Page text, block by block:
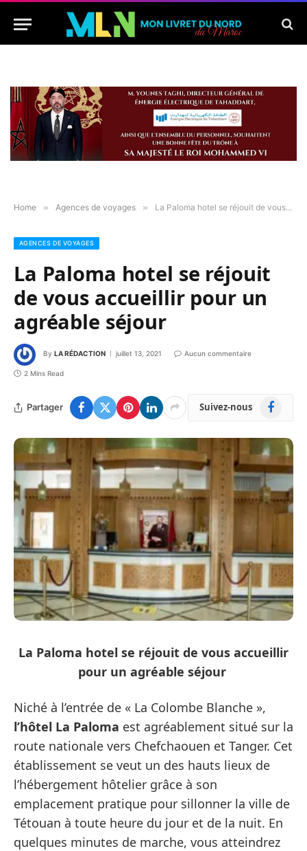
Home » Agences de voyages » La Paloma hotel se réjouit de vous accueillir pour un agréable séjour
AGENCES DE VOYAGES
La Paloma hotel se réjouit
de vous accueillir pour un
agréable séjour
By LA RÉDACTION juillet 13, 2021 Aucun commentaire
2 Mins Read
Partager Suivez-nous Facebook
La Paloma hotel se réjouit de vous accueillir
pour un agréable séjour
Niché à l’entrée de « La Colombe Blanche »,
l’hôtel La Paloma est agréablement situé sur la
route nationale vers Chefchaouen et Tanger. Cet
établissement se veut un des hauts lieux de
l’hébergement hôtelier grâce à son
emplacement pratique pour sillonner la ville de
Tétouan à toute heure du jour et de la nuit. En
quelques minutes de marche, vous atteindrez